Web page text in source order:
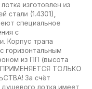
изготовлен из
стали (1.4301),
специальное
с
Корпус трапа
горизонтальным
из ПП (высота
ПРИМЕНЯЕТСЯ ТОЛЬКО
За счёт
лотка имеет